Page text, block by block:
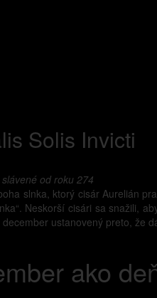
Solis Invicti
od roku 274
slnka, ktorý cisár Aurelián
Neskorší cisári sa snažili,
ustanovený preto, že
ako